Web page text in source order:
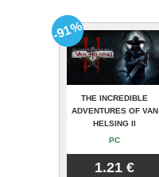
THE INCREDIBLE
ADVENTURES OF VAN
HELSING II
PC
1.21 €
-91%